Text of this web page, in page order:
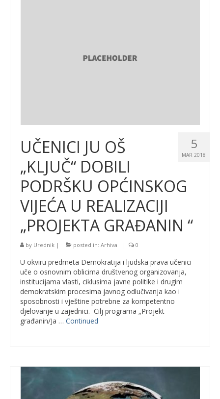
5
MAR 2018
UČENICI JU OŠ
„KLJUČ“ DOBILI
PODRŠKU OPĆINSKOG
VIJEĆA U REALIZACIJI
„PROJEKTA GRAĐANIN “
by Urednik | posted in: Arhiva | 0
U okviru predmeta Demokratija i ljudska prava učenici
uče o osnovnim oblicima društvenog organizovanja,
institucijama vlasti, ciklusima javne politike i drugim
demokratskim procesima javnog odlučivanja kao i
sposobnosti i vještine potrebne za kompetentno
djelovanje u zajednici. Cilj programa „Projekt
građanin/Ja … Continued